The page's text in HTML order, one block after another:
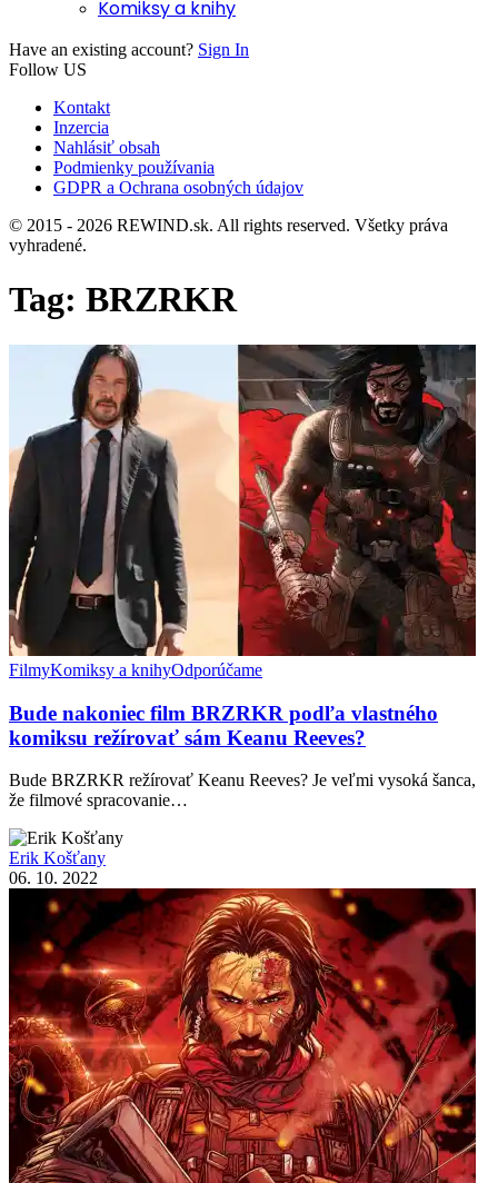
Komiksy a knihy
Have an existing account? Sign In
Follow US
Kontakt
Inzercia
Nahlásiť obsah
Podmienky používania
GDPR a Ochrana osobných údajov
© 2015 - 2026 REWIND.sk. All rights reserved. Všetky práva
vyhradené.
Tag: BRZRKR
FilmyKomiksy a knihyOdporúčame
Bude nakoniec film BRZRKR podľa vlastného
komiksu režírovať sám Keanu Reeves?
Bude BRZRKR režírovať Keanu Reeves? Je veľmi vysoká šanca,
že filmové spracovanie…
Erik Košťany
06. 10. 2022